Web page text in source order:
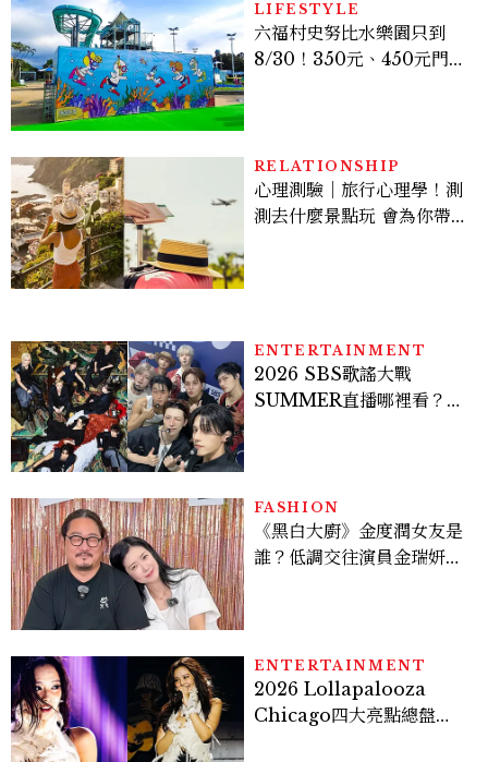
LIFESTYLE
六福村史努比水樂園只到
8/30！350元、450元門票
RELATIONSHIP
心理測驗｜旅行心理學！測
測去什麼景點玩 會為你帶來
ENTERTAINMENT
2026 SBS歌謠大戰
SUMMER直播哪裡看？
FASHION
《黑白大廚》金度潤女友是
誰？低調交往演員金瑞妍、
ENTERTAINMENT
2026 Lollapalooza
Chicago四大亮點總盤